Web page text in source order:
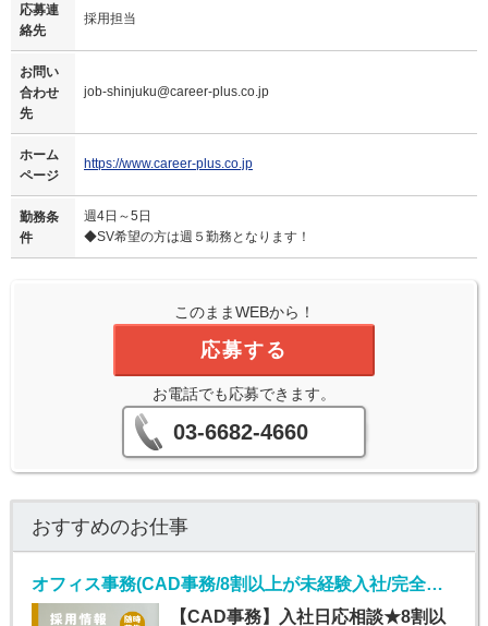
応募連
絡先
採用担当
お問い
合わせ
先
job-shinjuku@career-plus.co.jp
ホーム
ページ
https://www.career-plus.co.jp
勤務条
件
週4日～5日
◆SV希望の方は週５勤務となります！
このままWEBから！
応募する
お電話でも応募できます。
03-6682-4660
おすすめのお仕事
オフィス事務(CAD事務/8割以上が未経験入社/完全週休2日)
【CAD事務】入社日応相談★8割以